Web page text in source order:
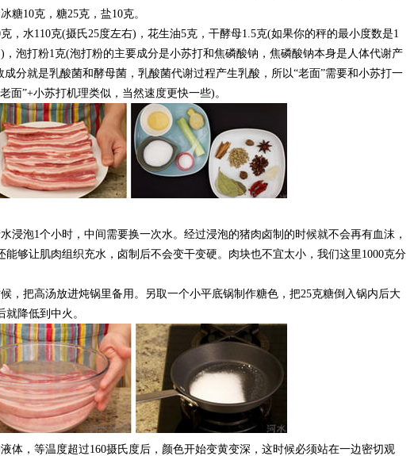
糖10克，糖25克，盐10克。
水110克(摄氏25度左右)，花生油5克，干酵母1.5克(如果你的秤的最小度数是1
泡打粉1克(泡打粉的主要成分是小苏打和焦磷酸钠，焦磷酸钠本身是人体代谢产
成分就是乳酸菌和酵母菌，乳酸菌代谢过程产生乳酸，所以“老面”需要和小苏打一
面”+小苏打机理类似，当然速度更快一些)。
泡1个小时，中间需要换一次水。经过浸泡的猪肉卤制的时候就不会再有血沫，
能够让肌肉组织充水，卤制后不会变干变硬。肉块也不宜太小，我们这里1000克分
把高汤放进炖锅里备用。另取一个小平底锅制作糖色，把25克糖倒入锅内后大
降低到中火。
，等温度超过160摄氏度后，颜色开始变黄变深，这时候必须站在一边密切观